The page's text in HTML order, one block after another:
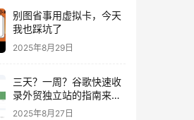
别图省事用虚拟卡，今天
我也踩坑了
2025年8月29日
三天？一周？谷歌快速收
录外贸独立站的指南来
了！丨出海笔记
2025年8月27日